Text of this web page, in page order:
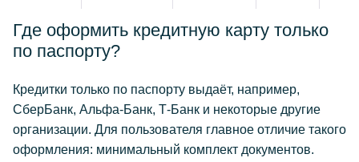
Где оформить кредитную карту только
по паспорту?
Кредитки только по паспорту выдаёт, например,
СберБанк, Альфа-Банк, Т-Банк и некоторые другие
организации. Для пользователя главное отличие такого
оформления: минимальный комплект документов.